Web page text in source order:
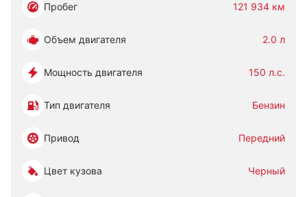
Пробег 121 934 км
Объем двигателя 2.0 л
Мощность двигателя 150 л.с.
Тип двигателя Бензин
Привод Передний
Цвет кузова Черный